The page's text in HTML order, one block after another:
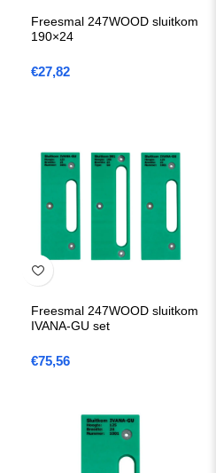
Freesmal 247WOOD sluitkom
190×24
€27,82
Freesmal 247WOOD sluitkom
IVANA-GU set
€75,56